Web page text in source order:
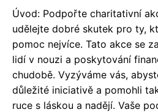
Úvod: Podpořte charitativní
udělejte dobré skutek pro ty,
pomoc nejvíce. Tato akce se
lidí v nouzi a poskytování
chudobě. Vyzýváme vás,
důležité iniciativě a pomohli
ruce s láskou a nadějí. Vaše